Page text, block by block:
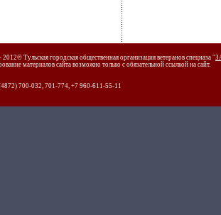
2012© Тульская городская общественная организация ветеранов спецназа "
материалов сайта возможно только с обязательной ссылкой на сайт.
700-032, 701-774, +7 960-611-55-11